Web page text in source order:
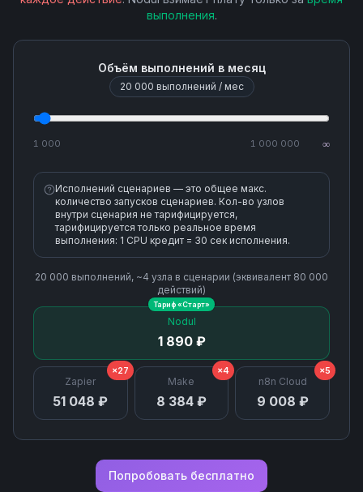
выполнения.
Объём выполнений в месяц
20 000 выполнений / мес
1 000 1 000 000 ∞
Исполнений сценариев — это общее макс.
количество запусков сценариев. Кол-во узлов
внутри сценария не тарифицируется,
тарифицируется только реальное время
выполнения: 1 CPU кредит = 30 сек исполнения.
20 000 выполнений, ~4 узла в сценарии (эквивалент 80 000
действий)
Nodul
1 890 ₽
Тариф «Старт»
Zapier
51 048 ₽
×27
Make
8 384 ₽
×4
n8n Cloud
9 008 ₽
×5
Попробовать бесплатно